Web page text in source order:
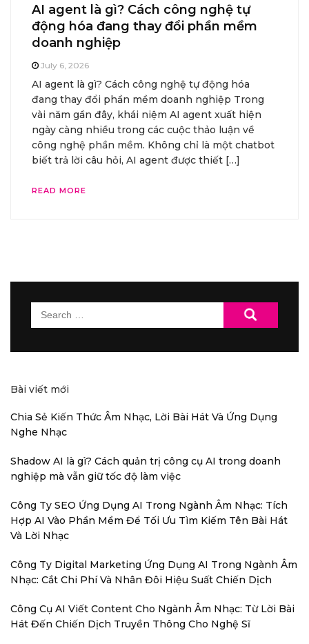
AI agent là gì? Cách công nghệ tự
động hóa đang thay đổi phần mềm
doanh nghiệp
July 6, 2026
AI agent là gì? Cách công nghệ tự động hóa
đang thay đổi phần mềm doanh nghiệp Trong
vài năm gần đây, khái niệm AI agent xuất hiện
ngày càng nhiều trong các cuộc thảo luận về
công nghệ phần mềm. Không chỉ là một chatbot
biết trả lời câu hỏi, AI agent được thiết […]
READ MORE
Search
for:
Bài viết mới
Chia Sẻ Kiến Thức Âm Nhạc, Lời Bài Hát Và Ứng Dụng
Nghe Nhạc
Shadow AI là gì? Cách quản trị công cụ AI trong doanh
nghiệp mà vẫn giữ tốc độ làm việc
Công Ty SEO Ứng Dụng AI Trong Ngành Âm Nhạc: Tích
Hợp AI Vào Phần Mềm Để Tối Ưu Tìm Kiếm Tên Bài Hát
Và Lời Nhạc
Công Ty Digital Marketing Ứng Dụng AI Trong Ngành Âm
Nhạc: Cắt Chi Phí Và Nhân Đôi Hiệu Suất Chiến Dịch
Công Cụ AI Viết Content Cho Ngành Âm Nhạc: Từ Lời Bài
Hát Đến Chiến Dịch Truyền Thông Cho Nghệ Sĩ